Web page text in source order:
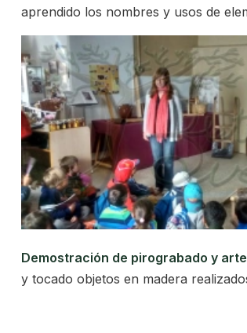
aprendido los nombres y usos de
Demostración de pirograbado y
y tocado objetos en madera